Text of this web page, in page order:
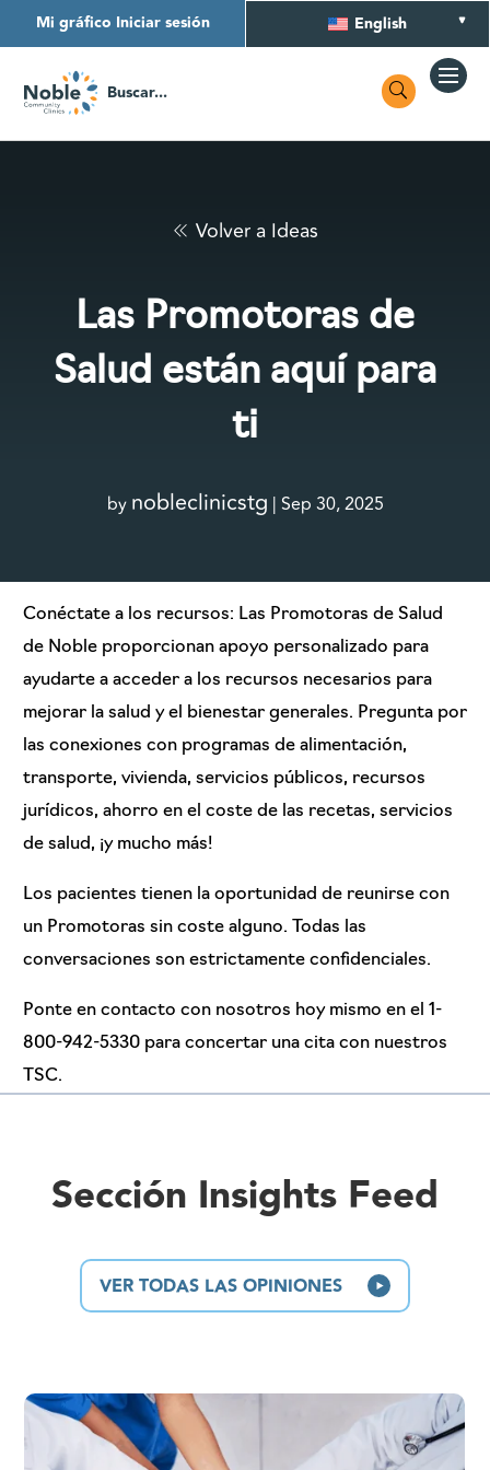
Mi gráfico Iniciar sesión English
Volver a Ideas
Las Promotoras de
Salud están aquí para
ti
by nobleclinicstg | Sep 30, 2025
Conéctate a los recursos: Las Promotoras de Salud
de Noble proporcionan apoyo personalizado para
ayudarte a acceder a los recursos necesarios para
mejorar la salud y el bienestar generales. Pregunta por
las conexiones con programas de alimentación,
transporte, vivienda, servicios públicos, recursos
jurídicos, ahorro en el coste de las recetas, servicios
de salud, ¡y mucho más!
Los pacientes tienen la oportunidad de reunirse con
un Promotoras sin coste alguno. Todas las
conversaciones son estrictamente confidenciales.
Ponte en contacto con nosotros hoy mismo en el 1-
800-942-5330 para concertar una cita con nuestros
TSC.
Sección Insights Feed
VER TODAS LAS OPINIONES